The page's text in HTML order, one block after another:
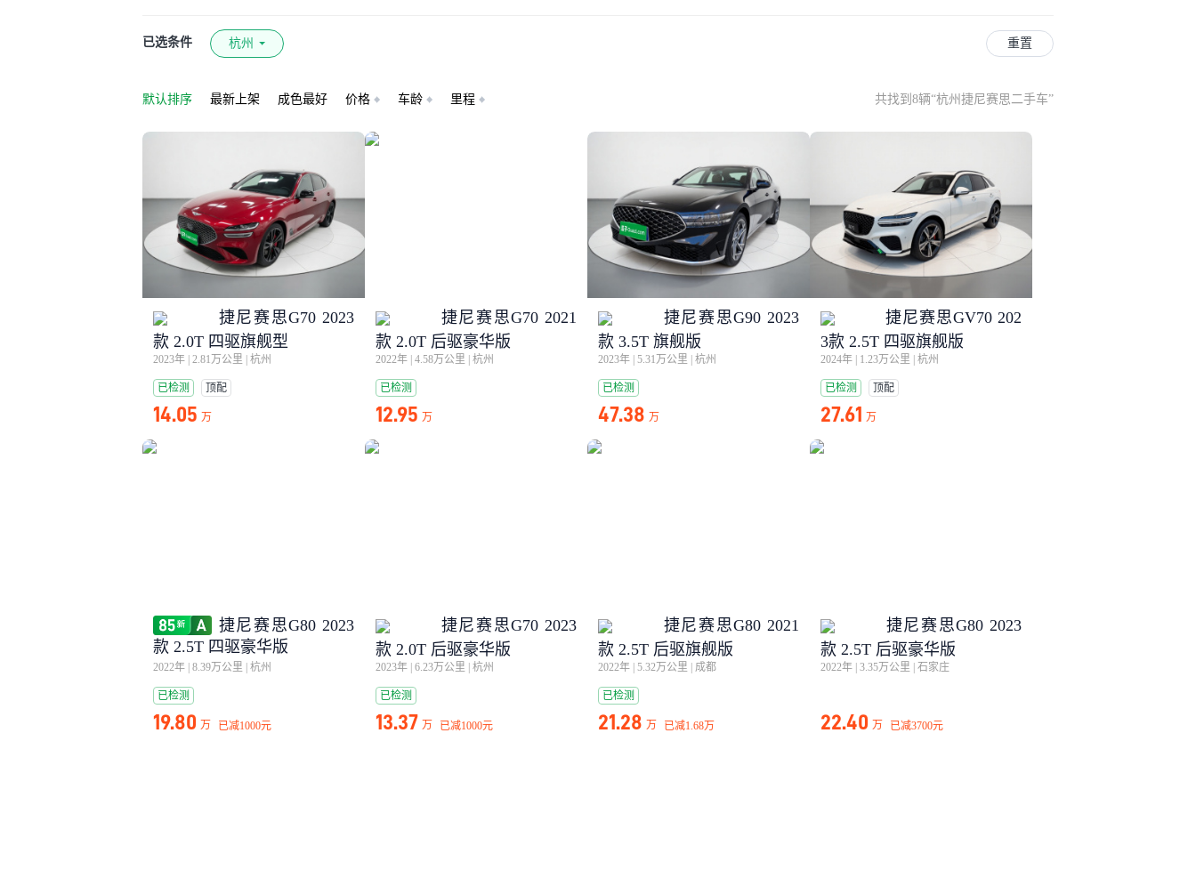
已选条件 杭州 重置
默认排序 最新上架 成色最好 价格 车龄 里程 共找到8辆“杭州捷尼赛思二手车”
捷尼赛思G70 2023
款 2.0T 四驱旗舰型
2023年 2.81万公里 杭州
已检测 顶配
14.05 万
捷尼赛思G70 2021
款 2.0T 后驱豪华版
2022年 4.58万公里 杭州
已检测
12.95 万
捷尼赛思G90 2023
款 3.5T 旗舰版
2023年 5.31万公里 杭州
已检测
47.38 万
捷尼赛思GV70 202
3款 2.5T 四驱旗舰版
2024年 1.23万公里 杭州
已检测 顶配
27.61 万
捷尼赛思G80 2023
款 2.5T 四驱豪华版
2022年 8.39万公里 杭州
已检测
19.80 万 已减1000元
捷尼赛思G70 2023
款 2.0T 后驱豪华版
2023年 6.23万公里 杭州
已检测
13.37 万 已减1000元
捷尼赛思G80 2021
款 2.5T 后驱旗舰版
2022年 5.32万公里 成都
已检测
21.28 万 已减1.68万
捷尼赛思G80 2023
款 2.5T 后驱豪华版
2022年 3.35万公里 石家庄
22.40 万 已减3700元